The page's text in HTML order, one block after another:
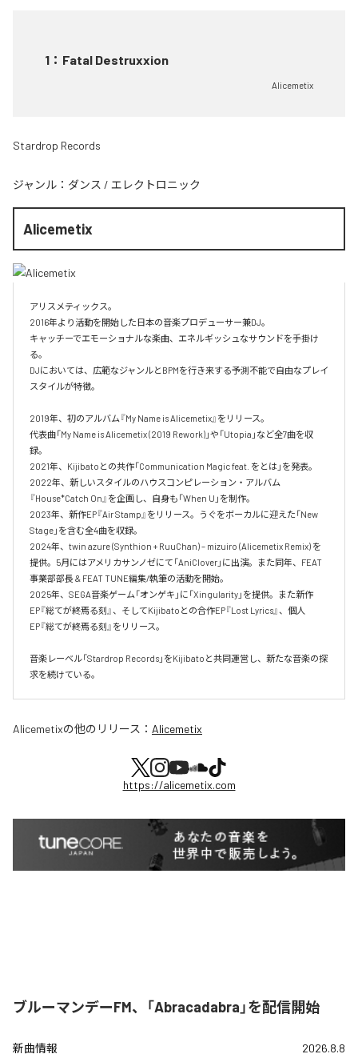
1 ： Fatal Destruxxion
Alicemetix
Stardrop Records
ジャンル： ダンス / エレクトロニック
Alicemetix
アリスメティックス。
2016年より活動を開始した日本の音楽プロデューサー兼DJ。
キャッチーでエモーショナルな楽曲、エネルギッシュなサウンドを手掛け
る。
DJにおいては、広範なジャンルとBPMを行き来する予測不能で自由なプレイ
スタイルが特徴。​
2019年、初のアルバム『My Name is Alicemetix』をリリース。
代表曲「My Name is Alicemetix (2019 Rework)」や「Utopia」など全7曲を収
録。
2021年、Kijibatoとの共作「Communication Magic feat. をとは」を発表。
2022年、新しいスタイルのハウスコンピレーション・アルバム
『House*Catch On』を企画し、自身も「When U」を制作。
2023年、新作EP『Air Stamp』をリリース。うぐをボーカルに迎えた「New
Stage」を含む全4曲を収録。
2024年、twin azure (Synthion + RuuChan) – mizuiro (Alicemetix Remix) を
提供。5月にはアメリカサンノゼにて「AniClover」に出演。また同年、FEAT
事業部部長 & FEAT TUNE編集/執筆の活動を開始。
2025年、SEGA音楽ゲーム「オンゲキ」に「Xingularity」を提供。また新作
EP『総てが終焉る刻』、そしてKijibatoとの合作EP『Lost Lyrics』、個人
EP『総てが終焉る刻』をリリース。
音楽レーベル「Stardrop Records」をKijibatoと共同運営し、新たな音楽の探
求を続けている。
Alicemetixの他のリリース： Alicemetix
https://alicemetix.com
ブルーマンデーFM、「Abracadabra」を配信開始
新曲情報 2026.8.8